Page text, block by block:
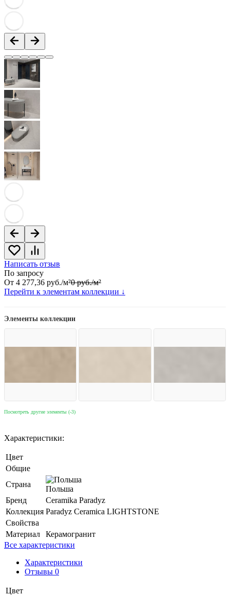
Написать отзыв
По запросу
От 4 277,36 руб./м²0 руб./м²
Перейти к элементам коллекции ↓
Элементы коллекции
Посмотреть другие элементы (-3)
Характеристики:
Цвет
Общие
Страна
Польша
Бренд
Ceramika Paradyz
Коллекция Paradyz Ceramica LIGHTSTONE
Свойства
Материал
Керамогранит
Все характеристики
Характеристики
Отзывы 0
Цвет